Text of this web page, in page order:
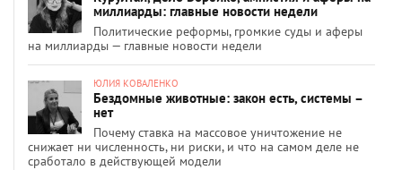
миллиарды: главные новости недели
Политические реформы, громкие суды и аферы
на миллиарды — главные новости недели
ЮЛИЯ КОВАЛЕНКО
Бездомные животные: закон есть, системы –
нет
Почему ставка на массовое уничтожение не
снижает ни численность, ни риски, и что на самом деле не
сработало в действующей модели